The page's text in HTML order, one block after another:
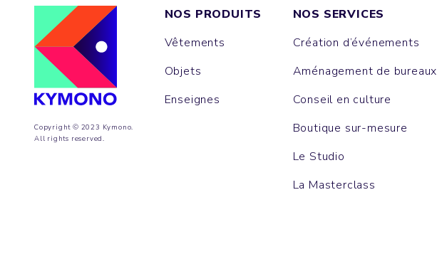
Copyright © 2023 Kymono.
All rights reserved.
NOS PRODUITS
Vêtements
Objets
Enseignes
NOS SERVICES
Création d’événements
Aménagement de bureaux
Conseil en culture
Boutique sur-mesure
Le Studio
La Masterclass